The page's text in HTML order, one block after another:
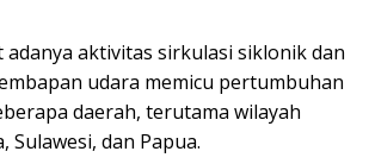
adanya aktivitas sirkulasi siklonik dan
udara memicu pertumbuhan
daerah, terutama wilayah
Sulawesi, dan Papua.